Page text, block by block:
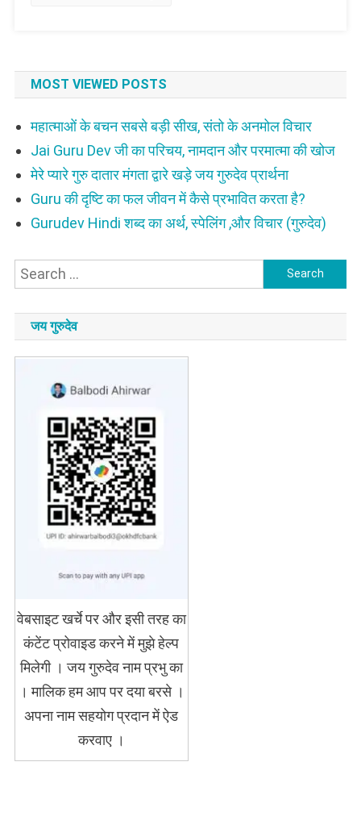
MOST VIEWED POSTS
महात्माओं के बचन सबसे बड़ी सीख, संतो के अनमोल विचार
Jai Guru Dev जी का परिचय, नामदान और परमात्मा की खोज
मेरे प्यारे गुरु दातार मंगता द्वारे खड़े जय गुरुदेव प्रार्थना
Guru की दृष्टि का फल जीवन में कैसे प्रभावित करता है?
Gurudev Hindi शब्द का अर्थ, स्पेलिंग ,और विचार (गुरुदेव)
Search
for:
जय गुरुदेव
वेबसाइट खर्चे पर और इसी तरह का
कंटेंट प्रोवाइड करने में मुझे हेल्प
मिलेगी । जय गुरुदेव नाम प्रभु का
। मालिक हम आप पर दया बरसे ।
अपना नाम सहयोग प्रदान में ऐड
करवाए ।